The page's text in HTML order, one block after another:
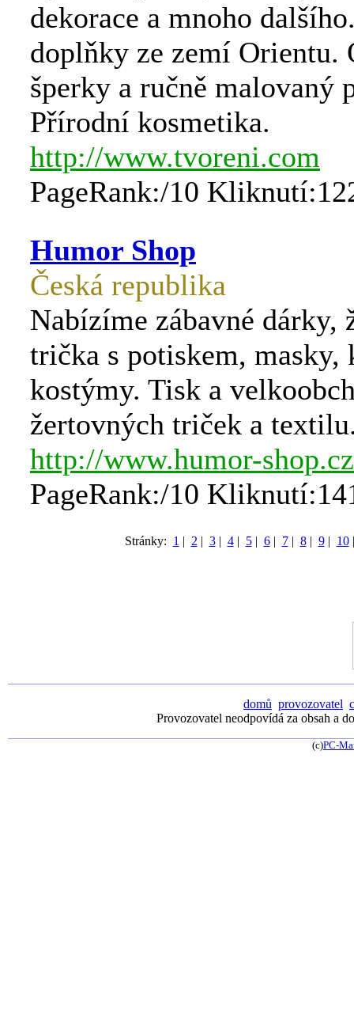
dekorace a mnoho
doplňky ze zemí Orientu.
šperky a ručně malovaný
Přírodní kosmetika.
http://www.tvoreni.com
PageRank:/10
Humor Shop
Česká republika
Nabízíme zábavné dárky,
trička s potiskem, masky,
kostýmy. Tisk a
žertovných triček a
http://www.humor-
PageRank:/10
Stránky: 1 | 2 | 3| 4| 5| 6| 7| 8| 9| 10
domů provozovatel
Provozovatel neodpovídá za obsah a
(c)PC-